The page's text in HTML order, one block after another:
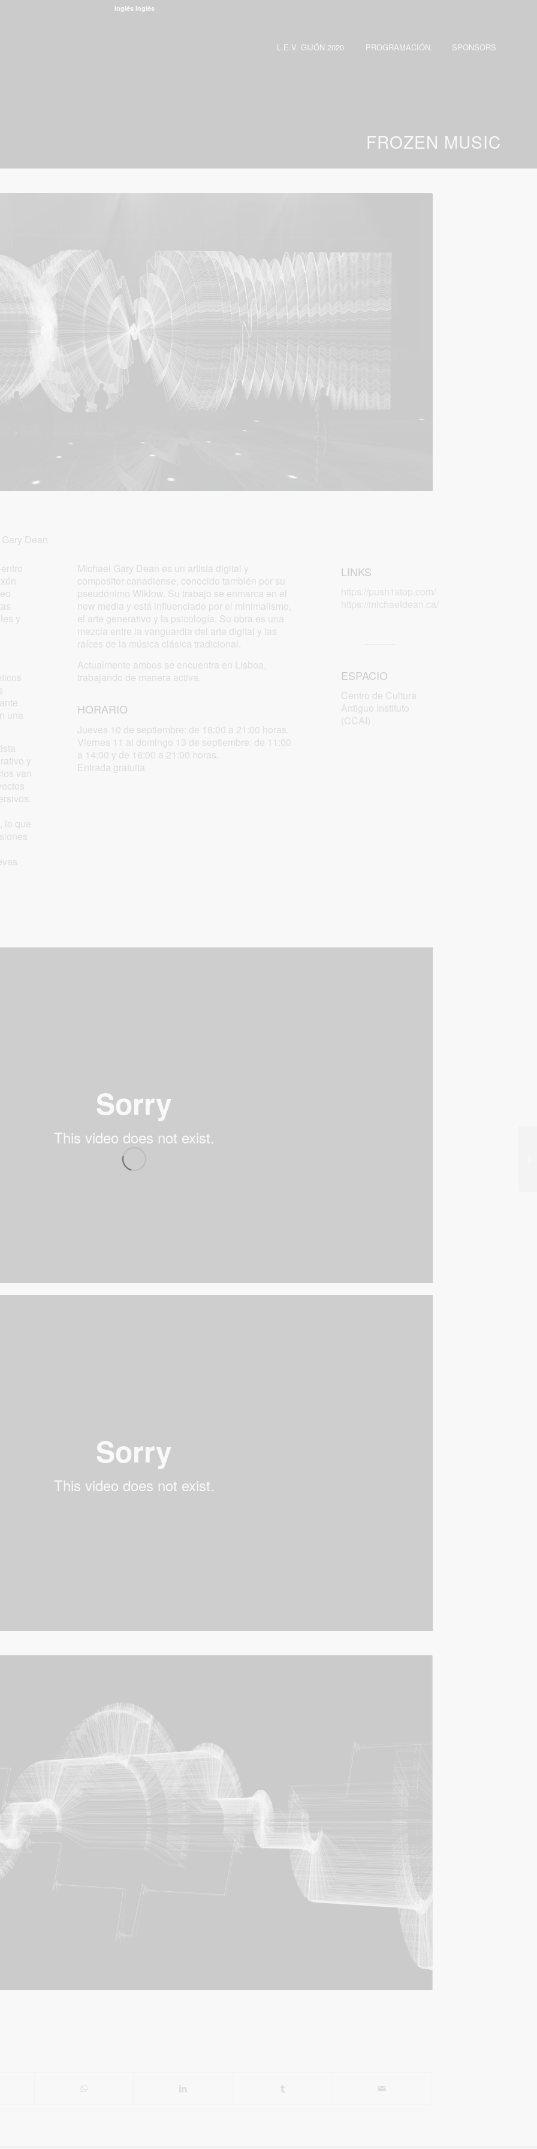
Inglés Inglés
L.E.V. GIJÓN 2020 PROGRAMACIÓN SPONSORS
FROZEN MUSIC
Dean
y
una
y
van
lo que
Michael Gary Dean es un artista digital y
compositor canadiense, conocido también por su
pseudónimo Wiklow. Su trabajo se enmarca en el
new media y está influenciado por el minimalismo,
el arte generativo y la psicología. Su obra es una
mezcla entre la vanguardia del arte digital y las
raíces de la música clásica tradicional.
Actualmente ambos se encuentra en Lisboa,
trabajando de manera activa.
HORARIO
Jueves 10 de septiembre: de 18:00 a 21:00 horas.
Viernes 11 al domingo 13 de septiembre: de 11:00
a 14:00 y de 16:00 a 21:00 horas.
Entrada gratuita
LINKS
https://push1stop.com/
https://michaeldean.ca/
ESPACIO
Centro de Cultura
Antiguo Instituto
(CCAI)